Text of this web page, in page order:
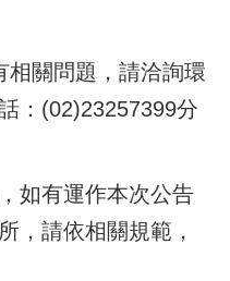
相關問題，請洽詢環
：(02)23257399分
如有運作本次公告
，請依相關規範，